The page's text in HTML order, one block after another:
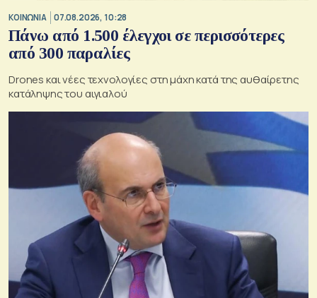
ΚΟΙΝΩΝΙΑ 07.08.2026, 10:28
Πάνω από 1.500 έλεγχοι σε περισσότερες
από 300 παραλίες
Drones και νέες τεχνολογίες στη μάχη κατά της αυθαίρετης
κατάληψης του αιγιαλού